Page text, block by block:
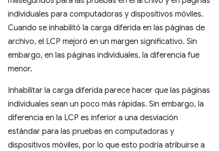
individuales para computadoras y dispositivos móviles.
Cuando se inhabilitó la carga diferida en las páginas de
archivo, el LCP mejoró en un margen significativo. Sin
embargo, en las páginas individuales, la diferencia fue
menor.
Inhabilitar la carga diferida parece hacer que las páginas
individuales sean un poco más rápidas. Sin embargo, la
diferencia en la LCP es inferior a una desviación
estándar para las pruebas en computadoras y
dispositivos móviles, por lo que esto podría atribuirse a